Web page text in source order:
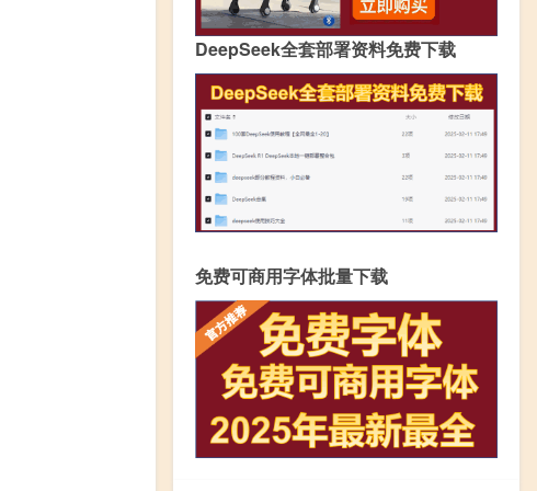
DeepSeek全套部署资料免费下载
免费可商用字体批量下载